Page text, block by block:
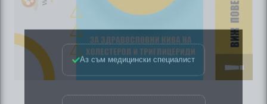
Аз съм медицински специалист
Не съм медицински специалист